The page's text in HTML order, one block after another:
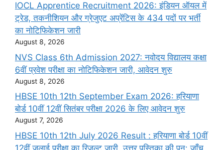
IOCL Apprentice Recruitment 2026: इंडियन ऑयल में
ट्रेड, तकनीशियन और ग्रेजुएट अप्रेंटिस के 434 पदों पर भर्ती
का नोटिफिकेशन जारी
August 8, 2026
NVS Class 6th Admission 2027: नवोदय विद्यालय कक्षा
6वीं प्रवेश परीक्षा का नोटिफिकेशन जारी, आवेदन शुरु
August 8, 2026
HBSE 10th 12th September Exam 2026: हरियाणा
बोर्ड 10वीं 12वीं सितंबर परीक्षा 2026 के लिए आवेदन शुरु
August 7, 2026
HBSE 10th 12th July 2026 Result : हरियाणा बोर्ड 10वीं
12वीं जुलाई परीक्षा का रिजल्ट जारी, उत्तर पुस्तिका की पुन: जाँच